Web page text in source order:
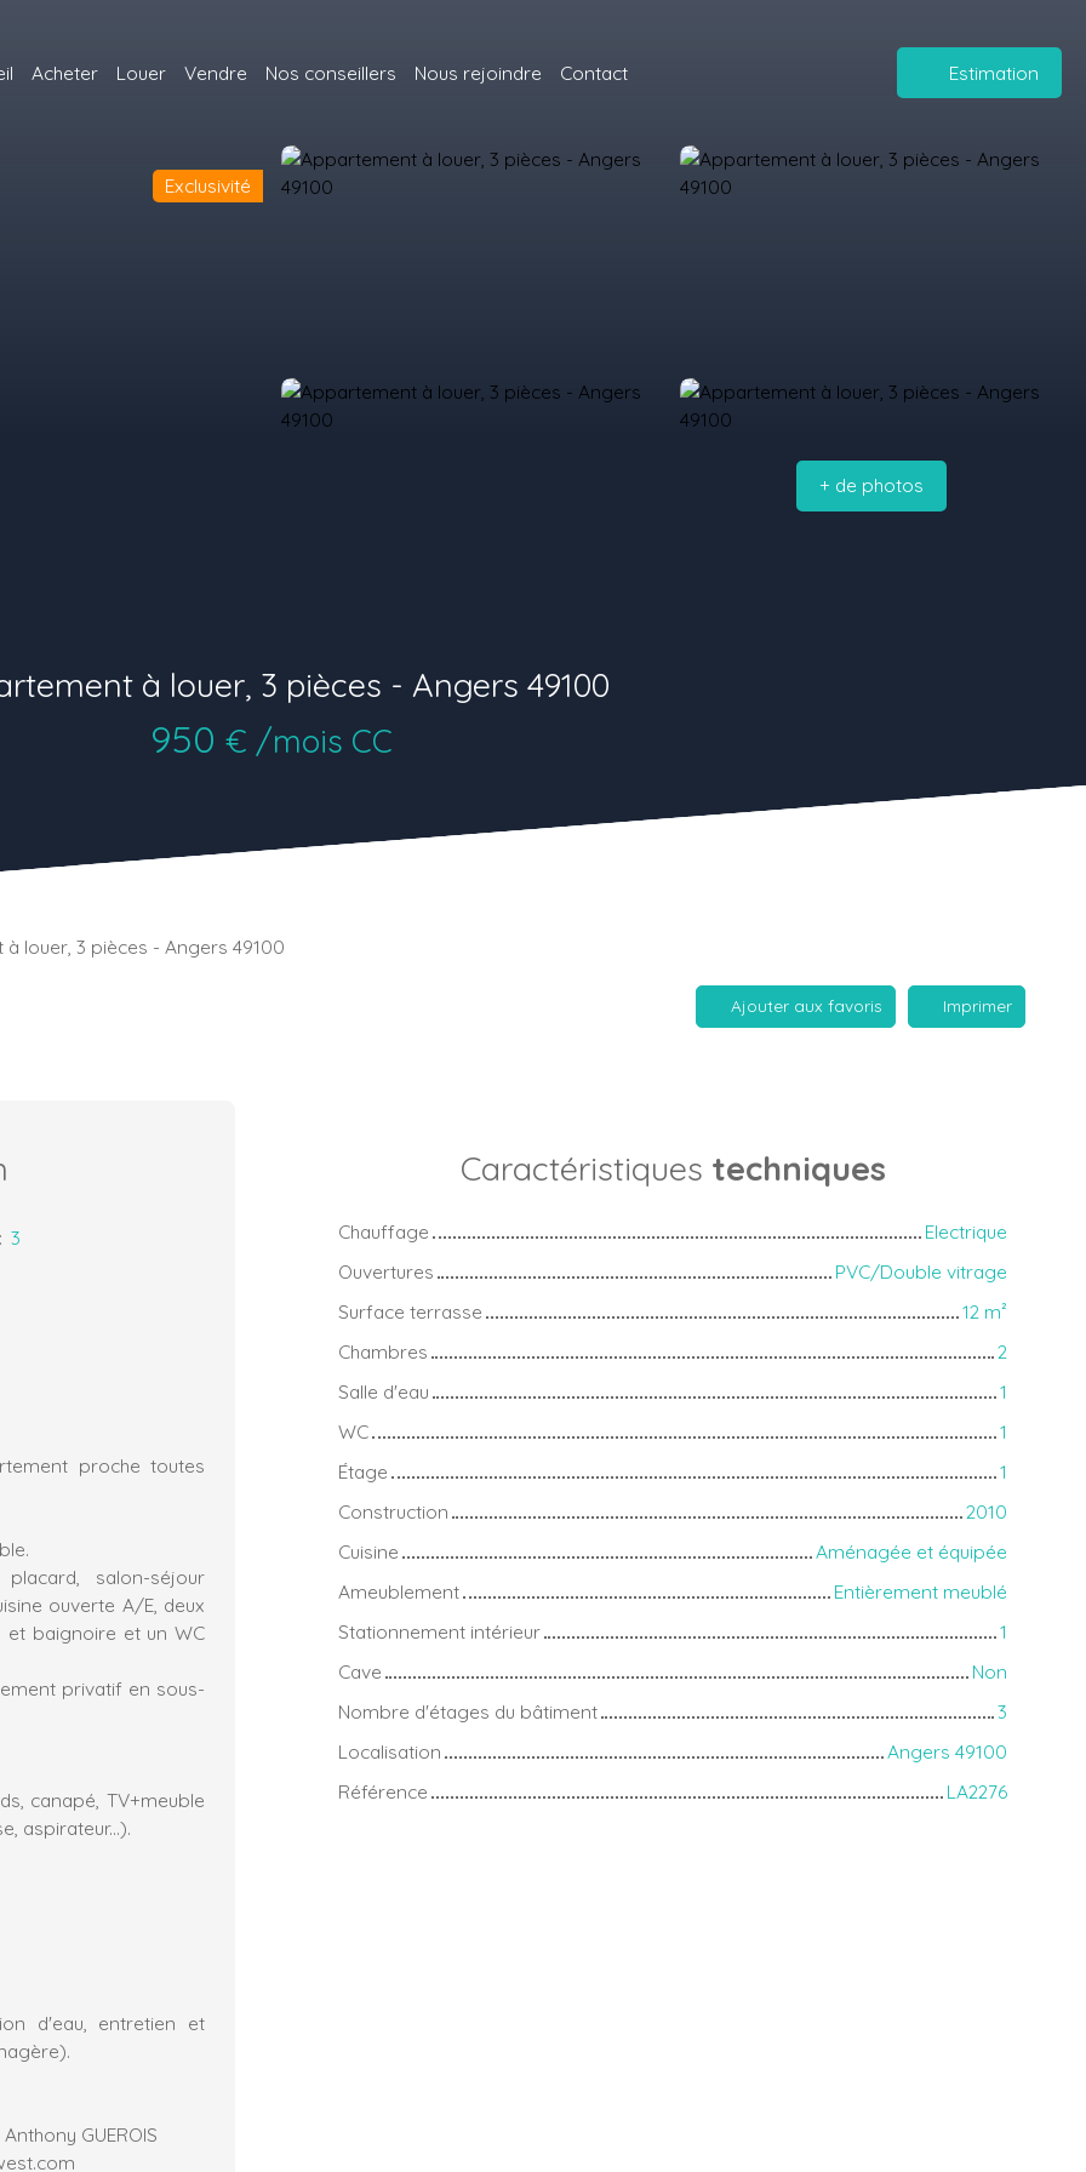
Acheter Louer Vendre Nos conseillers Nous rejoindre Contact Estimation
Exclusivité
+ de photos
à louer, 3 pièces - Angers 49100
950 € /mois CC
louer, 3 pièces - Angers 49100
Ajouter aux favoris Imprimer
3
proche toutes
salon-séjour
ouverte A/E, deux
et baignoire et un WC
privatif en sous-
canapé, TV+meuble
aspirateur...).
d'eau, entretien et
GUEROIS
Caractéristiques techniques
Chauffage
Electrique
Ouvertures
PVC/Double vitrage
Surface terrasse
12 m²
Chambres
2
Salle d'eau
1
WC
1
Étage
1
Construction
2010
Cuisine
Aménagée et équipée
Ameublement
Entièrement meublé
Stationnement intérieur
1
Cave
Non
Nombre d'étages du bâtiment
3
Localisation
Angers 49100
Référence
LA2276